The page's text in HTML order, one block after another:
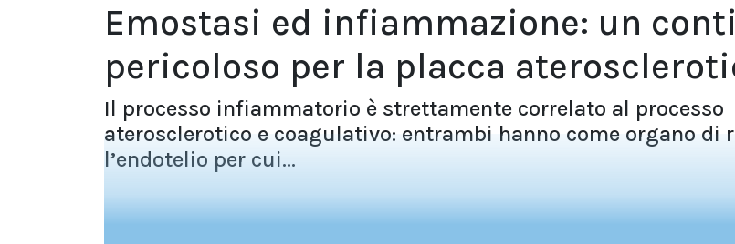
Emostasi ed infiammazione: un
pericoloso per la placca
Il processo infiammatorio è strettamente correlato al processo
aterosclerotico e coagulativo: entrambi hanno come organo di
l’endotelio per cui...